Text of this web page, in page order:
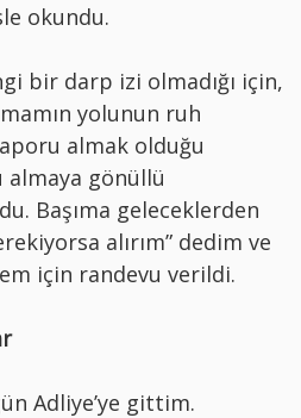
okundu.
bir darp izi olmadığı için,
yolunun ruh
almak olduğu
gönüllü
Başıma geleceklerden
alırım” dedim ve
için randevu verildi.
Adliye’ye gittim.